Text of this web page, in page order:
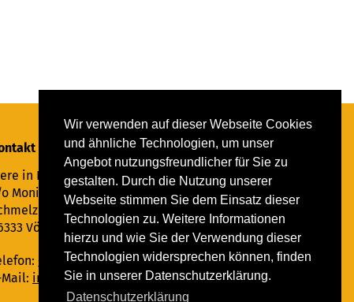
Wir verwenden auf dieser Webseite Cookies
und ähnliche Technologien, um unser
Angebot nutzungsfreundlicher für Sie zu
gestalten. Durch die Nutzung unserer
Webseite stimmen Sie dem Einsatz dieser
Technologien zu. Weitere Informationen
hierzu und wie Sie der Verwendung dieser
Technologien widersprechen können, finden
Sie in unserer Datenschutzerklärung.
Datenschutzerklärung
in Not Saar e.V.
Monika Ewen
Straße 22
Völklingen
06898 294862
Mail: info@tiere-in-not-saar.de